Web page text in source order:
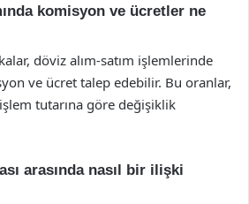
komisyon ve ücretler ne
döviz alım-satım işlemlerinde
ve ücret talep edebilir. Bu oranlar,
tutarına göre değişiklik
arasında nasıl bir ilişki